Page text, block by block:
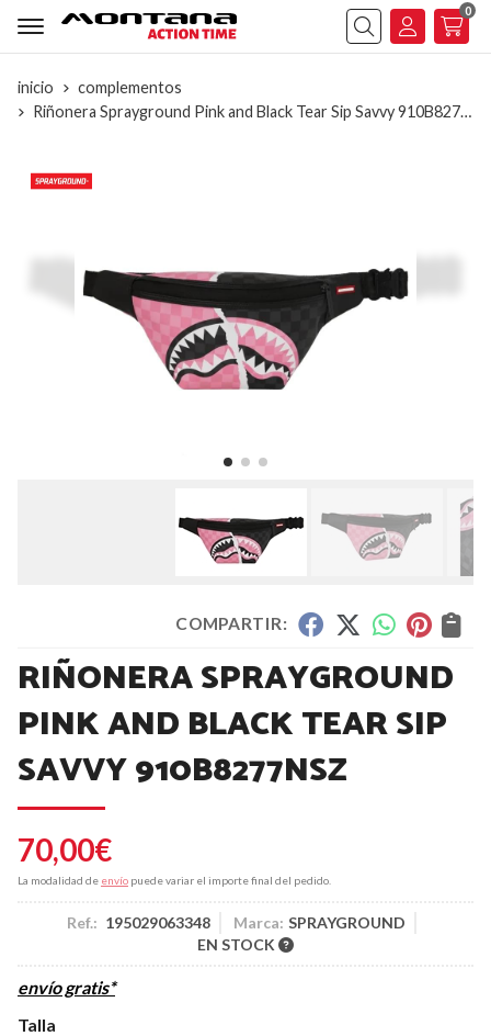
Buscar
0
inicio
complementos
Riñonera Sprayground Pink and Black Tear Sip Savvy 910B8277NSZ
COMPARTIR:
RIÑONERA SPRAYGROUND
PINK AND BLACK TEAR SIP
SAVVY 910B8277NSZ
70,00€
La modalidad de envío puede variar el importe final del pedido.
Ref.: 195029063348 Marca: SPRAYGROUND
EN STOCK
envío gratis*
Talla